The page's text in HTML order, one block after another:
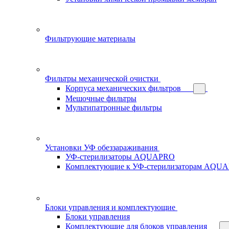
Фильтрующие материалы
Фильтры механической очистки
Корпуса механических фильтров
Мешочные фильтры
Мультипатронные фильтры
Установки УФ обеззараживания
УФ-стерилизаторы AQUAPRO
Комплектующие к УФ-стерилизаторам
Блоки управления и комплектующие
Блоки управления
Комплектующие для блоков управления